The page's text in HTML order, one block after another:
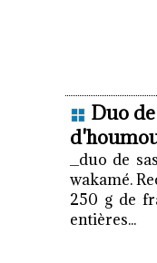
Duo
_duo de
wakamé.
250 g de
entières...